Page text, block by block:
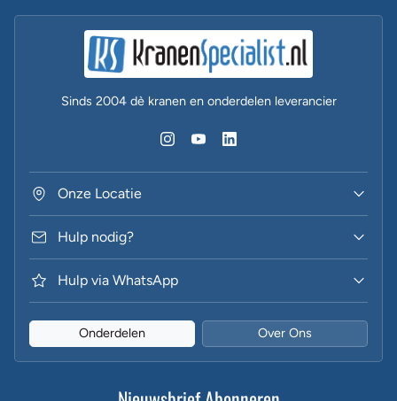
Sinds 2004 dè kranen en onderdelen leverancier
Onze Locatie
Hulp nodig?
Hulp via WhatsApp
Onderdelen Over Ons